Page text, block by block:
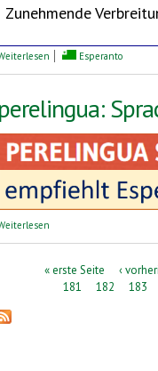
Zunehmende
über Erklärung des
Esperanto
perelingua:
Seiten« erste Seite ‹
181
182 183